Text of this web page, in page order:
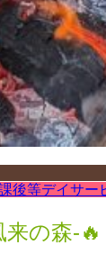
後等デイサー
来の森-🔥